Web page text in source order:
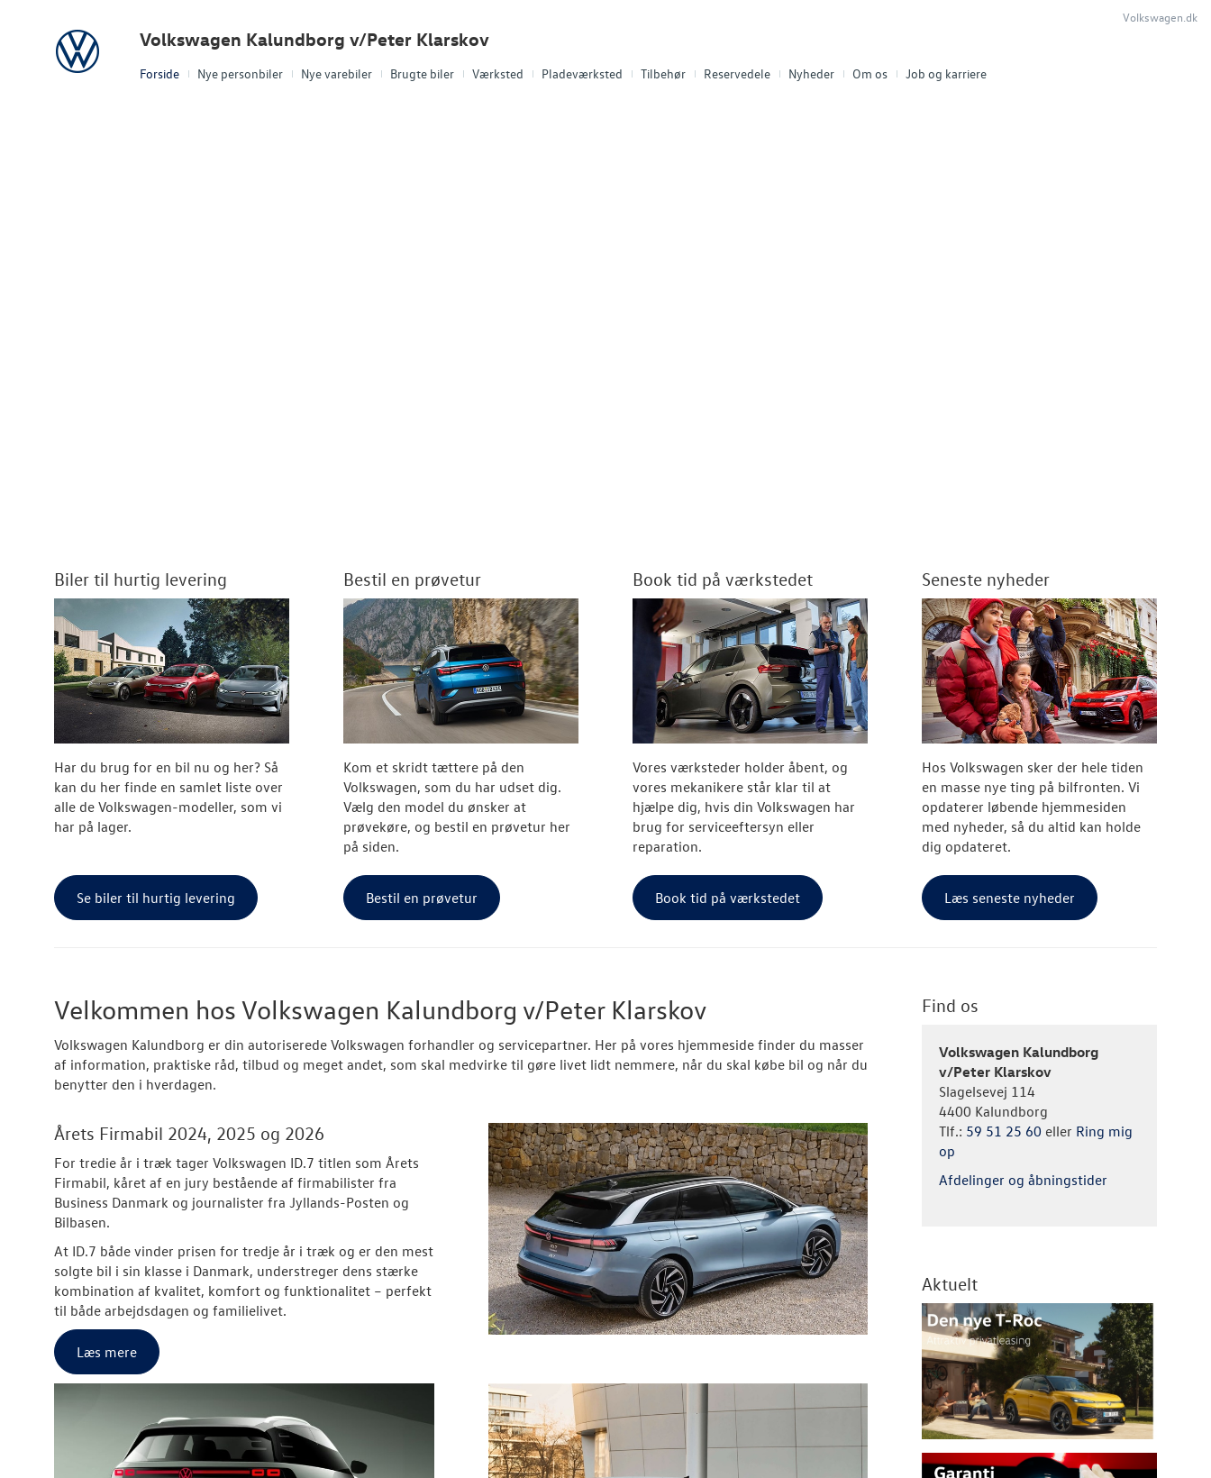
Forside Nye personbiler Nye varebiler Brugte biler Værksted Pladeværksted Tilbehør Reservedele Nyheder Om os Job og karriere
Volkswagen Volkswagen Kalundborg v/Peter Klarskov
Volkswagen.dk
Biler til hurtig levering
Har du brug for en bil nu og her? Så
kan du her finde en samlet liste over
alle de Volkswagen-modeller, som vi
har på lager.
Se biler til hurtig levering
Bestil en prøvetur
Kom et skridt tættere på den
Volkswagen, som du har udset dig.
Vælg den model du ønsker at
prøvekøre, og bestil en prøvetur her
på siden.
Bestil en prøvetur
Book tid på værkstedet
Vores værksteder holder åbent, og
vores mekanikere står klar til at
hjælpe dig, hvis din Volkswagen har
brug for serviceeftersyn eller
reparation.
Book tid på værkstedet
Seneste nyheder
Hos Volkswagen sker der hele tiden
en masse nye ting på bilfronten. Vi
opdaterer løbende hjemmesiden
med nyheder, så du altid kan holde
dig opdateret.
Læs seneste nyheder
Velkommen hos Volkswagen Kalundborg v/Peter Klarskov
Volkswagen Kalundborg er din autoriserede Volkswagen forhandler og servicepartner. Her på vores hjemmeside finder du masser
af information, praktiske råd, tilbud og meget andet, som skal medvirke til gøre livet lidt nemmere, når du skal købe bil og når du
benytter den i hverdagen.
Årets Firmabil 2024, 2025 og 2026
For tredie år i træk tager Volkswagen ID.7 titlen som Årets
Firmabil, kåret af en jury bestående af firmabilister fra
Business Danmark og journalister fra Jyllands-Posten og
Bilbasen.
At ID.7 både vinder prisen for tredje år i træk og er den mest
solgte bil i sin klasse i Danmark, understreger dens stærke
kombination af kvalitet, komfort og funktionalitet – perfekt
til både arbejdsdagen og familielivet.
Læs mere
Find os
Volkswagen Kalundborg
v/Peter Klarskov
Slagelsevej 114
4400 Kalundborg
Tlf.: 59 51 25 60 eller Ring mig
op
Afdelinger og åbningstider
Aktuelt